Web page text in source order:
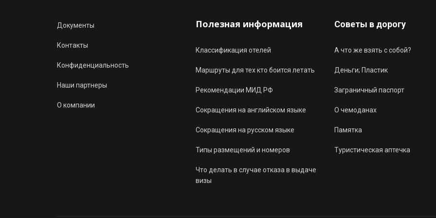
Документы
Контакты
Конфиденциальность
Наши партнеры
О компании
Полезная информация
Классификация отелей
Маршруты для тех кто боится летать
Рекомендации МИД РФ
Сокращения на английском языке
Сокращения на русском языке
Типы размещений и номеров
Что делать в случае отказа в выдаче
визы
Советы в дорогу
А что же взять с собой?
Деньги; Пластик
Заграничный паспорт
О чемоданах
Памятка
Туристическая аптечка